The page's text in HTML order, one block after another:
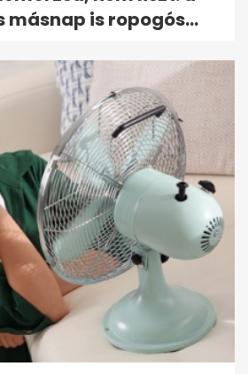
is ropogós...